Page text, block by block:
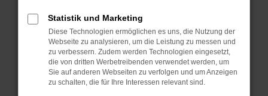
Betriebssystem auf dem neuesten Stand
sind.
Veraltete Software birgt nicht nur ein
Sicherheitsrisiko, sondern kann auch dazu
führen, dass bestimmte Funktionen nicht mehr
unterstützt werden.
Statistik und Marketing
Diese Technologien ermöglichen es uns, die Nutzung der
Webseite zu analysieren, um die Leistung zu messen und
zu verbessern. Zudem werden Technologien eingesetzt,
die von dritten Werbetreibenden verwendet werden, um
Sie auf anderen Webseiten zu verfolgen und um Anzeigen
zu schalten, die für Ihre Interessen relevant sind.